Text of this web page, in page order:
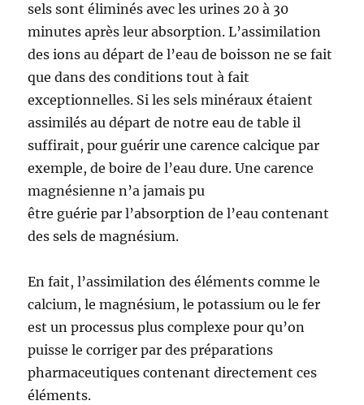
sels sont éliminés avec les urines 20 à 30
minutes après leur absorption. L’assimilation
des ions au départ de l’eau de boisson ne se fait
que dans des conditions tout à fait
exceptionnelles. Si les sels minéraux étaient
assimilés au départ de notre eau de table il
suffirait, pour guérir une carence calcique par
exemple, de boire de l’eau dure. Une carence
magnésienne n’a jamais pu
être guérie par l’absorption de l’eau contenant
des sels de magnésium.
En fait, l’assimilation des éléments comme le
calcium, le magnésium, le potassium ou le fer
est un processus plus complexe pour qu’on
puisse le corriger par des préparations
pharmaceutiques contenant directement ces
éléments.